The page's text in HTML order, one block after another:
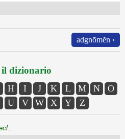
adgnōmĕn ›
il dizionario
H I J K L M N
O
U V W X Y Z